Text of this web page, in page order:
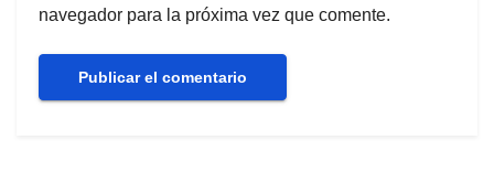
navegador para la próxima vez que comente.